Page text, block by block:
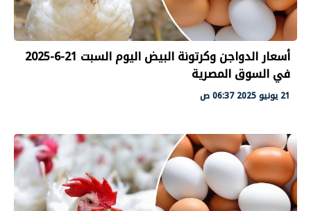
أسعار الدواجن وكرتونة البيض اليوم السبت 21-6-2025
في السوق المصرية
21 يونيو 2025 06:37 ص